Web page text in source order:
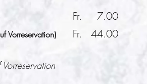
Vorreservation)
7.00
44.00
Fr.
Fr.